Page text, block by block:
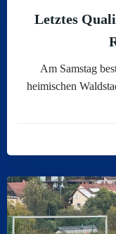
Letztes
Am Samstag
heimischen